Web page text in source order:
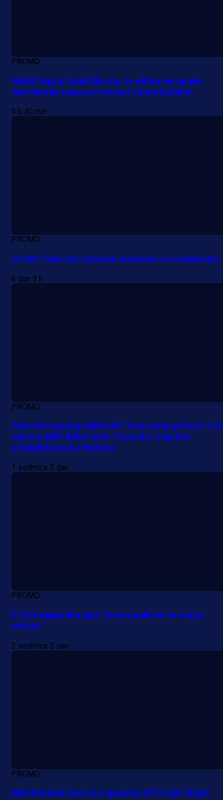
PROMO
MrBit: Isprati kvalifikacije za elitna evropska
takmičenja i preuzmi bonus dobrodošlice!
5 h 40 min
PROMO
Uz BH Telecom ostanite povezani s domovinom
6 dan 9 h
PROMO
Rekordno polugodište BH Telecoma: prihodi
miliona KM, dobit veća 12 posto i najveća
produktivnost u historiji
1 sedmica 3 dan
PROMO
II ESG nagradna igra "Smart pokloni za smart
odluke"
2 sedmica 2 dan
PROMO
Meridianbet zvanični sponzor UFC Fight Night